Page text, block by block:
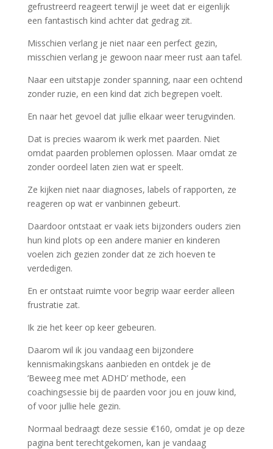
gefrustreerd reageert terwijl je weet dat er eigenlijk
een fantastisch kind achter dat gedrag zit.
Misschien verlang je niet naar een perfect gezin,
misschien verlang je gewoon naar meer rust aan tafel.
Naar een uitstapje zonder spanning, naar een ochtend
zonder ruzie, en een kind dat zich begrepen voelt.
En naar het gevoel dat jullie elkaar weer terugvinden.
Dat is precies waarom ik werk met paarden. Niet
omdat paarden problemen oplossen. Maar omdat ze
zonder oordeel laten zien wat er speelt.
Ze kijken niet naar diagnoses, labels of rapporten, ze
reageren op wat er vanbinnen gebeurt.
Daardoor ontstaat er vaak iets bijzonders ouders zien
hun kind plots op een andere manier en kinderen
voelen zich gezien zonder dat ze zich hoeven te
verdedigen.
En er ontstaat ruimte voor begrip waar eerder alleen
frustratie zat.
Ik zie het keer op keer gebeuren.
Daarom wil ik jou vandaag een bijzondere
kennismakingskans aanbieden en ontdek je de
‘Beweeg mee met ADHD’ methode, een
coachingsessie bij de paarden voor jou en jouw kind,
of voor jullie hele gezin.
Normaal bedraagt deze sessie €160, omdat je op deze
pagina bent terechtgekomen, kan je vandaag